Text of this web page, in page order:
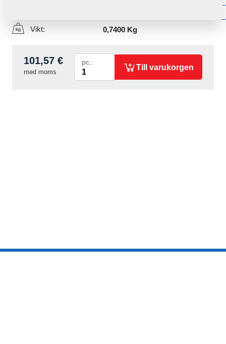
Vikt: 0,7400 Kg
101,57 €
med moms
pc.: Till varukorgen